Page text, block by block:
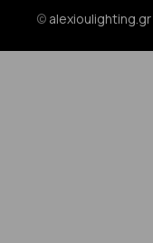
© alexioulighting.gr